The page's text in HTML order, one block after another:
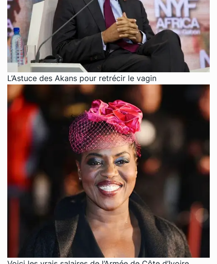
L’Astuce des Akans pour retrécir le vagin